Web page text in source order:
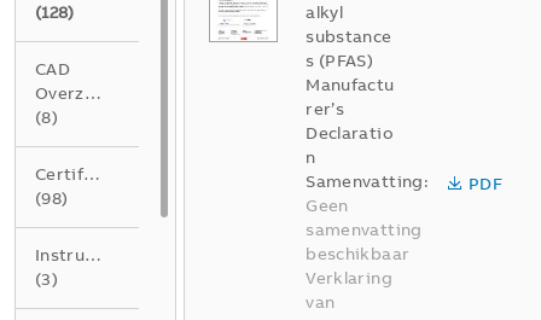
(128)
CAD
Overzichtstekening
(8)
Certificaat
(98)
Instructie
(3)
alkyl
substance
s (PFAS)
Manufactu
rer’s
Declaratio
n
Samenvatting:
Geen
samenvatting
beschikbaar
Verklaring
van
PDF